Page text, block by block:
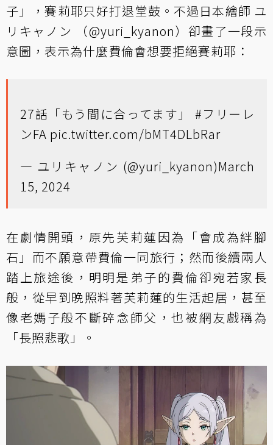
子」，賽莉耶只好打退堂鼓。不過日本繪師 ユ
リキャノン （@yuri_kyanon）卻畫了一段示
意圖，表示為什麼費倫會想要拒絕賽莉耶：
27話「もう間に合ってます」 #フリーレ
ンFA pic.twitter.com/bMT4DLbRar
— ユリキャノン (@yuri_kyanon)March
15, 2024
在劇情開頭，原先芙莉蓮因為「會成為絆腳
石」而不願意帶費倫一同旅行；然而後續兩人
踏上旅途後，明明是弟子的費倫卻宛若家長
般，從早到晚照料著芙莉蓮的生活起居，甚至
像老媽子般不斷碎念師父，也被網友戲稱為
「長照悲歌」。